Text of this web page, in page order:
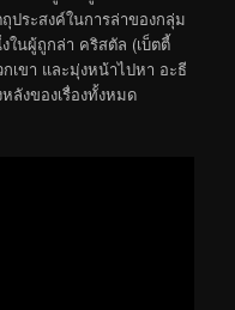
ประสงค์ในการล่าของกลุ่ม
ในผู้ถูกล่า คริสตัล (เบ็ตตี้
เขา และมุ่งหน้าไปหา อะธี
ลังของเรื่องทั้งหมด